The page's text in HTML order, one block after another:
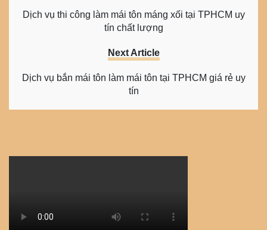
Dịch vụ thi công làm mái tôn máng xối tại TPHCM uy
tín chất lượng
Next Article
Dịch vụ bắn mái tôn làm mái tôn tại TPHCM giá rẻ uy
tín